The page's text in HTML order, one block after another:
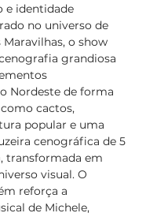
e identidade
no universo de
Maravilhas, o show
grandiosa
Nordeste de forma
cactos,
popular e uma
cenográfica de 5
transformada em
visual. O
reforça a
de Michele,